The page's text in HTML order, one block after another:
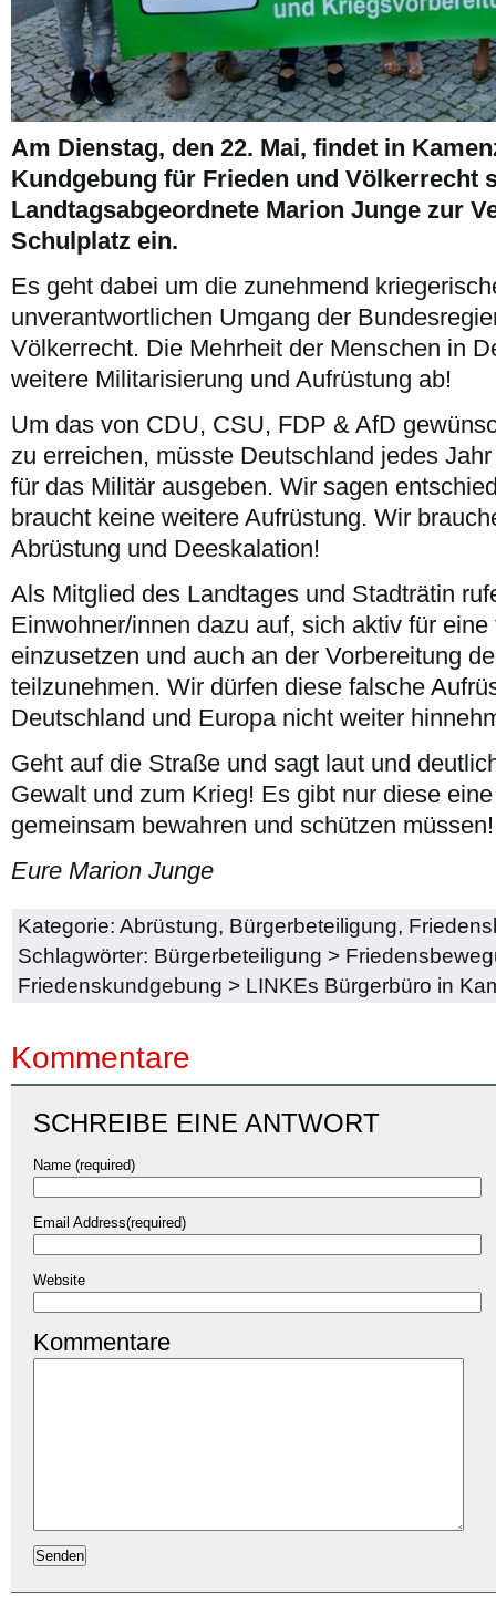
Am Dienstag, den 22. Mai, findet in
Kundgebung für Frieden und Völkerrecht
Landtagsabgeordnete Marion Junge zur
Schulplatz ein.
Es geht dabei um die zunehmend
unverantwortlichen Umgang der
Völkerrecht. Die Mehrheit der Menschen in
weitere Militarisierung und Aufrüstung ab!
Um das von CDU, CSU, FDP & AfD
zu erreichen, müsste Deutschland jedes
für das Militär ausgeben. Wir sagen
braucht keine weitere Aufrüstung. Wir
Abrüstung und Deeskalation!
Als Mitglied des Landtages und Stadträtin
Einwohner/innen dazu auf, sich aktiv für
einzusetzen und auch an der Vorbereitung
teilzunehmen. Wir dürfen diese falsche
Deutschland und Europa nicht weiter
Geht auf die Straße und sagt laut und
Gewalt und zum Krieg! Es gibt nur diese
gemeinsam bewahren und schützen müssen!
Eure Marion Junge
Kategorie: Abrüstung, Bürgerbeteiligung,
Schlagwörter: Bürgerbeteiligung >
Friedenskundgebung > LINKEs Bürgerbüro in
Kommentare
SCHREIBE EINE ANTWORT
Name (required)
Email Address(required)
Website
Kommentare